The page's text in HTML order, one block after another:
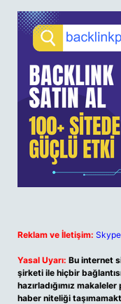
Reklam ve İletişim:
Yasal Uyarı: Bu internet
şirketi ile hiçbir
hazırladığımız
haber niteliği